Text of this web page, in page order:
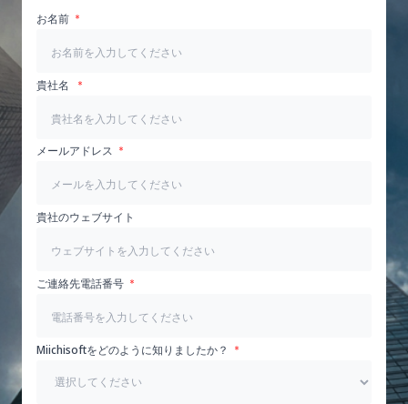
お名前
貴社名
メールアドレス
貴社のウェブサイト
ご連絡先電話番号
Miichisoftをどのように知りましたか？